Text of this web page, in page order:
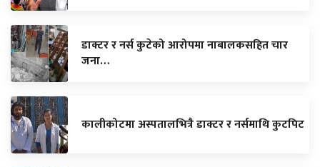
डाक्टर र नर्स कुटेको आरोपमा नाबालकसहित चार
जना…
कालीकोटमा अस्पतालभित्रै डाक्टर र नर्समाथि कुटपिट